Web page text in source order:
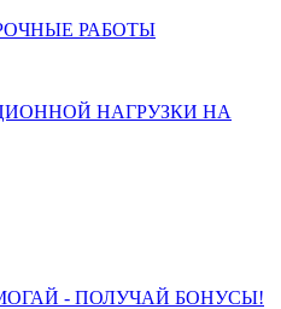
РАБОТЫ
НАГРУЗКИ НА
- ПОЛУЧАЙ БОНУСЫ!